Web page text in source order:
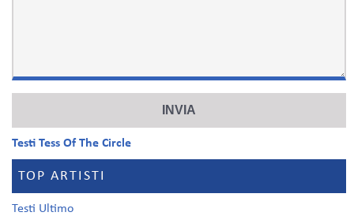
Testi Tess Of The Circle
TOP ARTISTI
Testi Ultimo